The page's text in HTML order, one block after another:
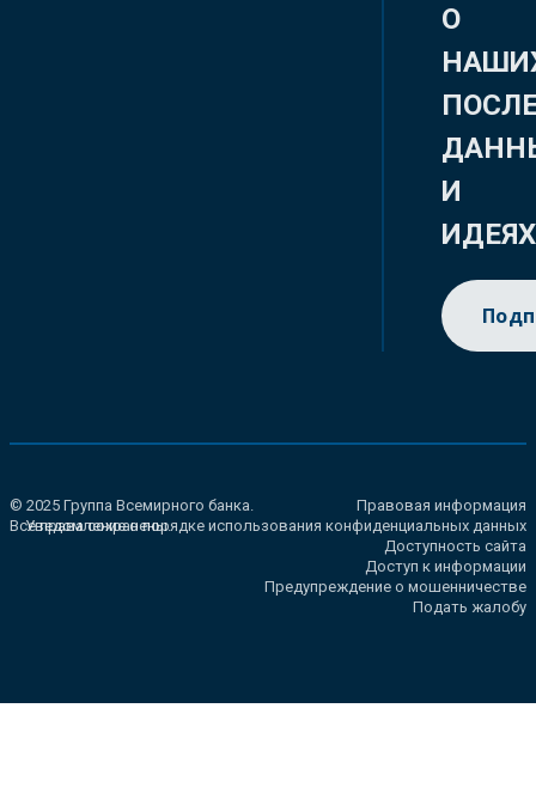
О
И
ИДЕЯХ
© 2025 Группа Всемирного банка.
Все права сохранены.
Правовая информация
Уведомление о порядке использования конфиденциальных данных
Доступность сайта
Доступ к информации
Предупреждение о мошенничестве
Подать жалобу